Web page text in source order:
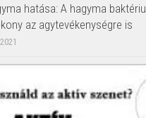
hatása: A hagyma
az agytevékenységre is